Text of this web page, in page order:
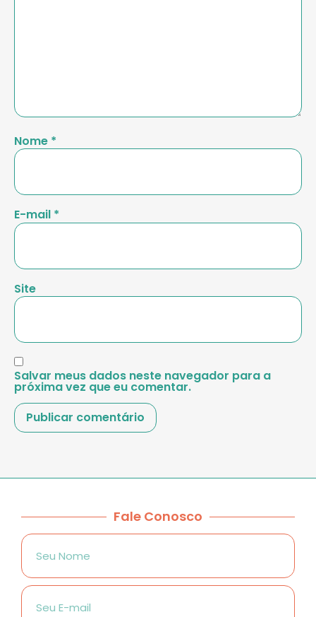
Nome *
E-mail *
Site
Salvar meus dados neste navegador para a
próxima vez que eu comentar.
Fale Conosco